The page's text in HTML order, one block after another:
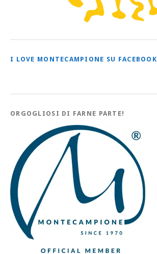
I LOVE MONTECAMPIONE SU FACEBOOK
ORGOGLIOSI DI FARNE PARTE!